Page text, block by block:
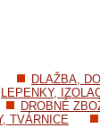
DLAŽBA,
LEPENKY,
DROBNÉ
TVÁRNICE